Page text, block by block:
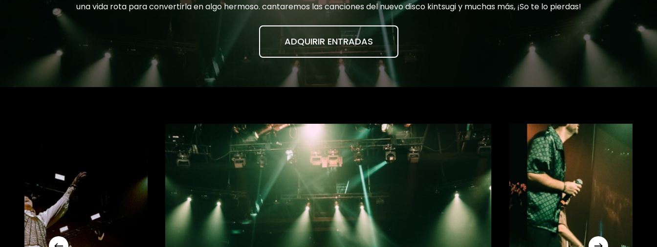
una vida rota para convertirla en algo hermoso. cantaremos las canciones del nuevo disco kintsugi y muchas más, ¡So te lo pierdas!
ADQUIRIR ENTRADAS